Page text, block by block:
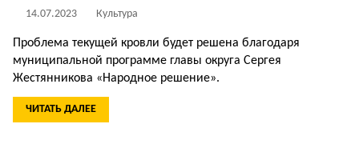
14.07.2023 Культура
Проблема текущей кровли будет решена благодаря
муниципальной программе главы округа Сергея
Жестянникова «Народное решение».
ЧИТАТЬ ДАЛЕЕ